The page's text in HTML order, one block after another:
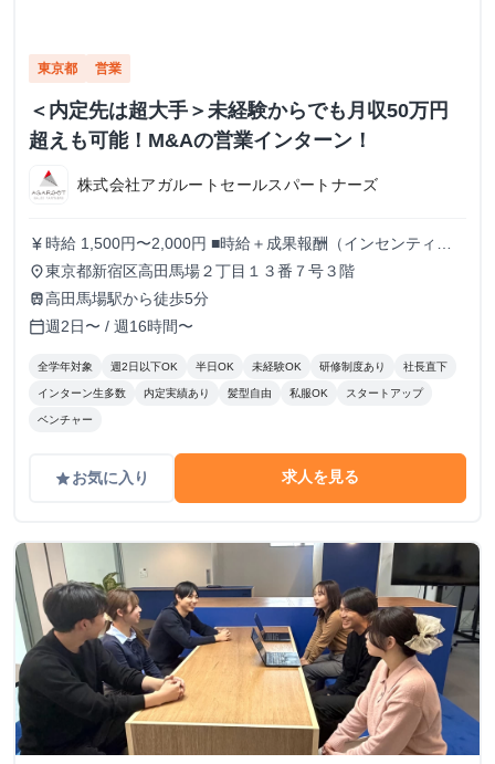
東京都 営業
＜内定先は超大手＞未経験からでも月収50万円
超えも可能！M&Aの営業インターン！
株式会社アガルートセールスパートナーズ
currency_yen 時給 1,500円〜2,000円 ■時給＋成果報酬（インセンティ
ブ）制度 現在最高時給2000円。 また、アポイント獲得1件
毎に5,000〜20,000円を支給いたします。 上限はないため結
果を出した分だけ還元されます！ ※時給や成果報酬は役職
や在籍期間に応じて変動
place東京都新宿区高田馬場２丁目１３番７号３階
train高田馬場駅から徒歩5分
calendar_today週2日〜 / 週16時間〜
全学年対象 週2日以下OK 半日OK 未経験OK 研修制度あり 社長直下
インターン生多数 内定実績あり 髪型自由 私服OK スタートアップ
ベンチャー
gradeお気に入り 求人を見る